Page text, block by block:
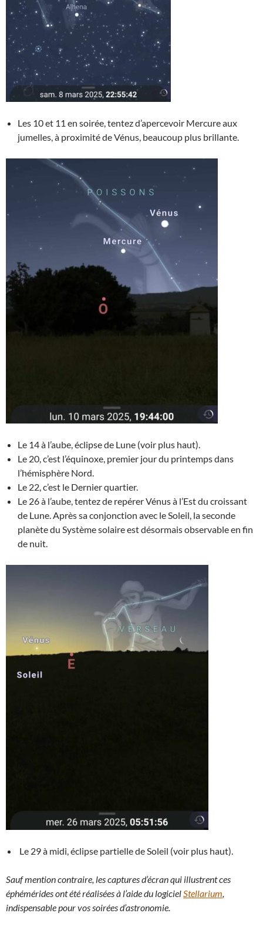
Les 10 et 11 en soirée, tentez d’apercevoir Mercure aux
jumelles, à proximité de Vénus, beaucoup plus brillante.
Le 14 à l’aube, éclipse de Lune (voir plus haut).
Le 20, c’est l’équinoxe, premier jour du printemps dans
l’hémisphère Nord.
Le 22, c’est le Dernier quartier.
Le 26 à l’aube, tentez de repérer Vénus à l’Est du croissant
de Lune. Après sa conjonction avec le Soleil, la seconde
planète du Système solaire est désormais observable en fin
de nuit.
Le 29 à midi, éclipse partielle de Soleil (voir plus haut).
Sauf mention contraire, les captures d’écran qui illustrent ces
éphémérides ont été réalisées à l’aide du logicielStellarium,
indispensable pour vos soirées d’astronomie.